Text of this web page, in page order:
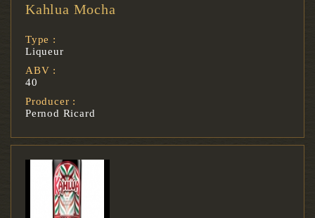
Kahlua Mocha
Type :
Liqueur
ABV :
40
Producer :
Pernod Ricard